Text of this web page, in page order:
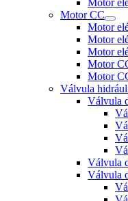
Motor
Motor CC
Motor
Motor
Motor
Motor
Motor
Válvula
Válvula
Válvula
Válvula